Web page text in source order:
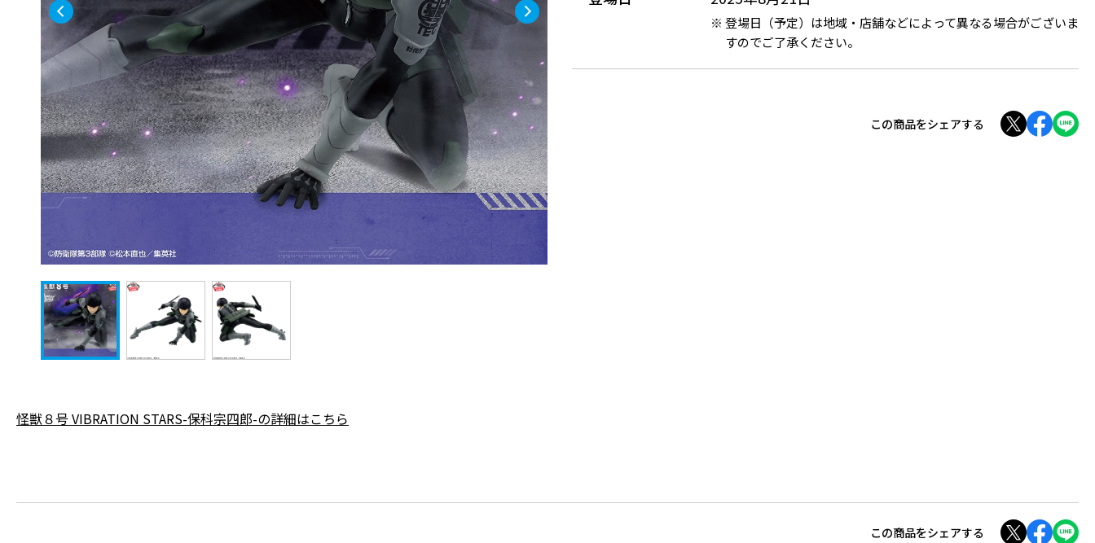
登場日（予定）は地域・店舗などによって異なる場合がございま
すのでご了承ください。
この商品をシェアする
怪獣８号 VIBRATION STARS-保科宗四郎-の詳細はこちら
この商品をシェアする